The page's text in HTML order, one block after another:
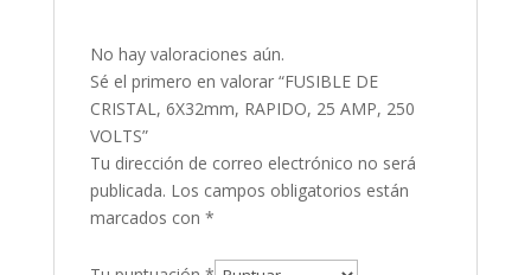
No hay valoraciones aún.
Sé el primero en valorar “FUSIBLE DE
CRISTAL, 6X32mm, RAPIDO, 25 AMP, 250
VOLTS”
Tu dirección de correo electrónico no será
publicada. Los campos obligatorios están
marcados con *